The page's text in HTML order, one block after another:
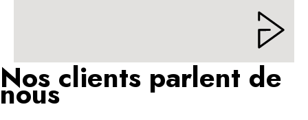
Nos clients parlent de
nous